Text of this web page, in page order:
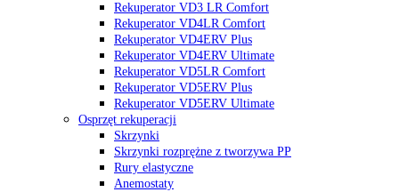
Rekuperator VD3 LR Comfort
Rekuperator VD4LR Comfort
Rekuperator VD4ERV Plus
Rekuperator VD4ERV Ultimate
Rekuperator VD5LR Comfort
Rekuperator VD5ERV Plus
Rekuperator VD5ERV Ultimate
Osprzęt rekuperacji
Skrzynki
Skrzynki rozprężne z tworzywa PP
Rury elastyczne
Anemostaty